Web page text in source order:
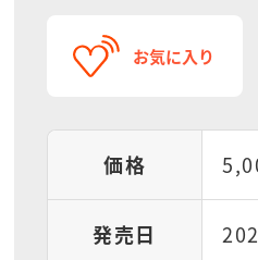
お気に入り
価格
発売日